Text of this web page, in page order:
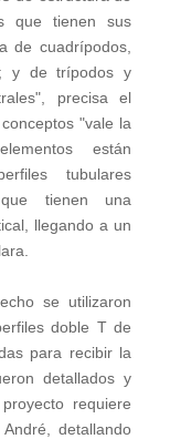
que tienen sus
de cuadrípodos,
y de trípodos y
precisa el
"vale la
están
tubulares
que tienen una
llegando a un
se utilizaron
doble T de
para recibir la
detallados y
requiere
detallando